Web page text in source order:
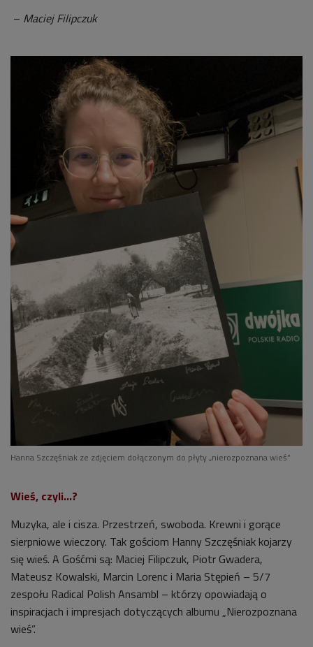
– Maciej Filipczuk
Hanna Szczęśniak ze zdjęciem dołączonym do płyty „nierozpoznana wieś”
Wieś, czyli…?
Muzyka, ale i cisza. Przestrzeń, swoboda. Krewni i gorące
sierpniowe wieczory. Tak gościom Hanny Szczęśniak kojarzy
się wieś. A Gośćmi są: Maciej Filipczuk, Piotr Gwadera,
Mateusz Kowalski, Marcin Lorenc i Maria Stępień – 5/7
zespołu Radical Polish Ansambl – którzy opowiadają o
inspiracjach i impresjach dotyczących albumu „Nierozpoznana
wieś”.